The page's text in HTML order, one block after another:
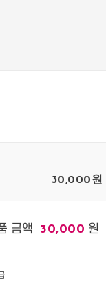
30,000원
금액 30,000 원